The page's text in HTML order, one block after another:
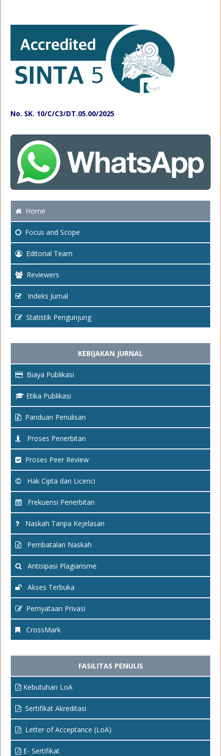
No. SK. 10/C/C3/DT.05.00/2025
Home
Focus and Scope
Editorial Team
Reviewers
Indeks Jurnal
Statistik Pengunjung
KEBIJAKAN JURNAL
Biaya Publikasi
Etika Publikasi
Panduan Penulisan
Proses Penerbitan
Proses Peer Review
Hak Cipta dan Licenci
Frekuensi Penerbitan
Naskah Tanpa Kejelasan
Pembatalan Naskah
Antisipasi Plagiarisme
Akses Terbuka
Pernyataan Privasi
CrossMark
FASILITAS PENULIS
Kebutuhan LoA
Sertifikat Akreditasi
Letter of Acceptance (LoA)
E- Sertifikat